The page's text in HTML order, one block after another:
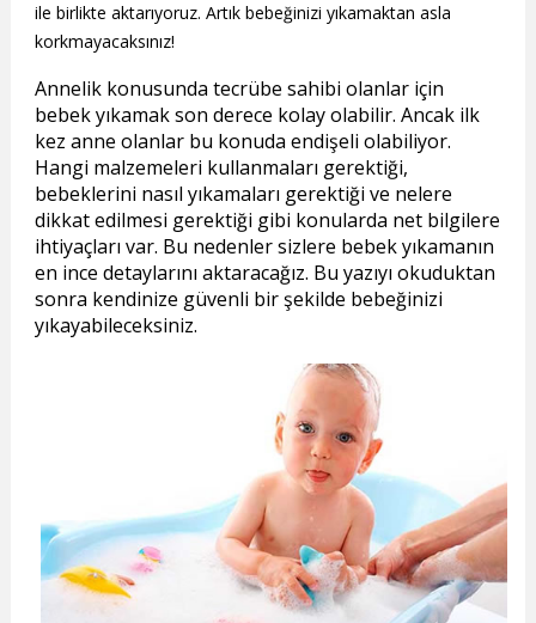
ile birlikte aktarıyoruz. Artık bebeğinizi yıkamaktan asla
korkmayacaksınız!
Annelik konusunda tecrübe sahibi olanlar için
bebek yıkamak son derece kolay olabilir. Ancak ilk
kez anne olanlar bu konuda endişeli olabiliyor.
Hangi malzemeleri kullanmaları gerektiği,
bebeklerini nasıl yıkamaları gerektiği ve nelere
dikkat edilmesi gerektiği gibi konularda net bilgilere
ihtiyaçları var. Bu nedenler sizlere bebek yıkamanın
en ince detaylarını aktaracağız. Bu yazıyı okuduktan
sonra kendinize güvenli bir şekilde bebeğinizi
yıkayabileceksiniz.